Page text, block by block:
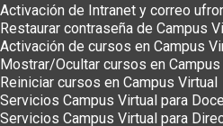
Activación de Intranet y correo
Restaurar contraseña de Campus
Activación de cursos en Campus
Mostrar/Ocultar cursos en Campus
Reiniciar cursos en Campus Virtual
Servicios Campus Virtual para
Servicios Campus Virtual para